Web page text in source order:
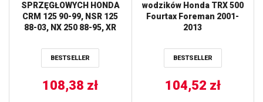
SPRZĘGŁOWYCH HONDA
CRM 125 90-99, NSR 125
88-03, NX 250 88-95, XR
TRX 400 / 450 98-02, TRW
LUCAS
BESTSELLER
108,38 zł
wodzików Honda TRX 500
Fourtax Foreman 2001-
2013
BESTSELLER
104,52 zł